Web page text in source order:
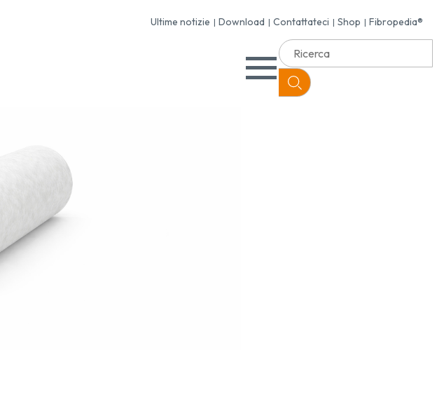
Ultime notizie Download Contattateci Shop Fibropedia®